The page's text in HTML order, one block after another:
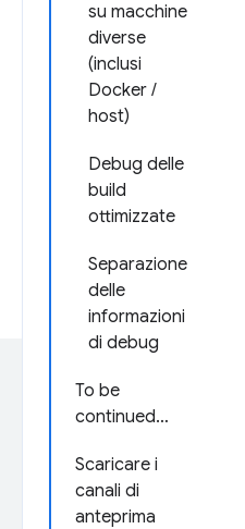
su macchine
diverse
(inclusi
Docker /
host)
Debug delle
build
ottimizzate
Separazione
delle
informazioni
di debug
To be
continued…
Scaricare i
canali di
anteprima